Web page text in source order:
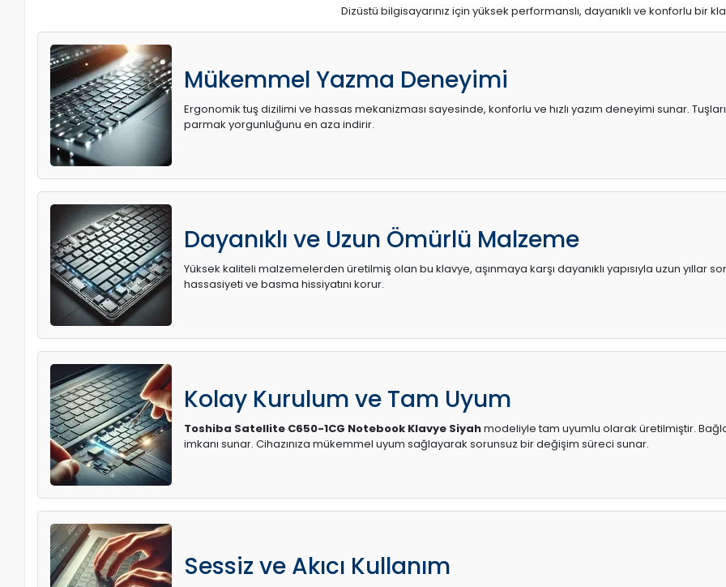
Dizüstü bilgisayarınız için yüksek performanslı, dayanıklı ve konforlu bir
Mükemmel Yazma Deneyimi
Ergonomik tuş dizilimi ve hassas mekanizması sayesinde, konforlu ve hızlı yazım deneyimi sunar.
parmak yorgunluğunu en aza indirir.
Dayanıklı ve Uzun Ömürlü Malzeme
Yüksek kaliteli malzemelerden üretilmiş olan bu klavye, aşınmaya karşı dayanıklı yapısıyla uzun yıllar
hassasiyeti ve basma hissiyatını korur.
Kolay Kurulum ve Tam Uyum
Toshiba Satellite C650-1CG Notebook Klavye Siyahmodeliyle tam uyumlu olarak üretilmiştir.
imkanı sunar. Cihazınıza mükemmel uyum sağlayarak sorunsuz bir değişim süreci sunar.
Sessiz ve Akıcı Kullanım